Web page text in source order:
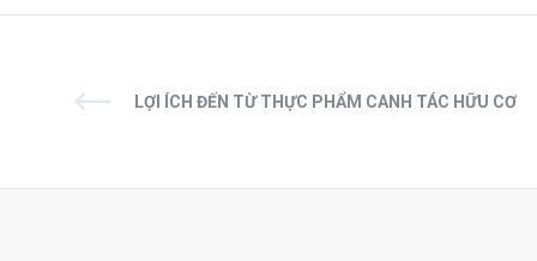
LỢI ÍCH ĐẾN TỪ THỰC PHẨM CANH TÁC HỮU CƠ